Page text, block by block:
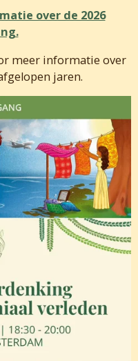
over de 2026
meer informatie over
jaren.